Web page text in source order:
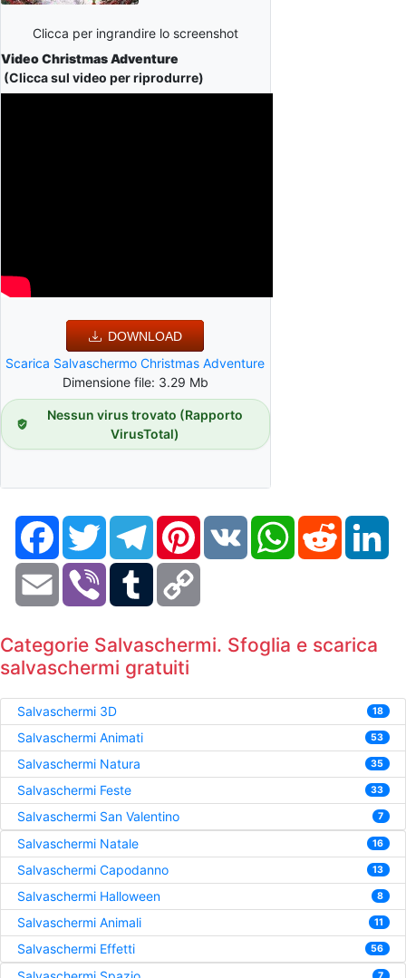
Clicca per ingrandire lo screenshot
Video Christmas Adventure
(Clicca sul video per riprodurre)
DOWNLOAD
Scarica Salvaschermo Christmas Adventure
Dimensione file: 3.29 Mb
Nessun virus trovato (Rapporto
VirusTotal)
FacebookTwitter TelegramPinterestVK WhatsAppReddit
Email Viber Tumblr
Categorie Salvaschermi. Sfoglia e scarica
salvaschermi gratuiti
Salvaschermi 3D 18
Salvaschermi Animati 53
Salvaschermi Natura 35
Salvaschermi Feste 33
Salvaschermi San Valentino 7
Salvaschermi Natale 16
Salvaschermi Capodanno 13
Salvaschermi Halloween 8
Salvaschermi Animali 11
Salvaschermi Effetti 56
7